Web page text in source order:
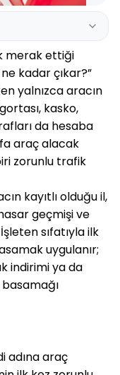
merak ettiği
kadar çıkar?”
yalnızca aracın
kasko,
da hesaba
araç alacak
zorunlu trafik
kayıtlı olduğu il,
geçmişi ve
sıfatıyla ilk
uygulanır;
indirimi ya da
adına araç